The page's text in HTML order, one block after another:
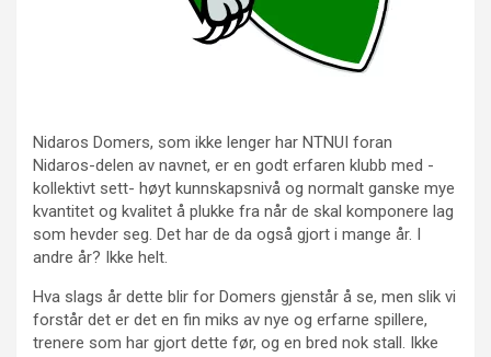
Nidaros Domers, som ikke lenger har NTNUI foran
Nidaros-delen av navnet, er en godt erfaren klubb med -
kollektivt sett- høyt kunnskapsnivå og normalt ganske mye
kvantitet og kvalitet å plukke fra når de skal komponere lag
som hevder seg. Det har de da også gjort i mange år. I
andre år? Ikke helt.
Hva slags år dette blir for Domers gjenstår å se, men slik vi
forstår det er det en fin miks av nye og erfarne spillere,
trenere som har gjort dette før, og en bred nok stall. Ikke